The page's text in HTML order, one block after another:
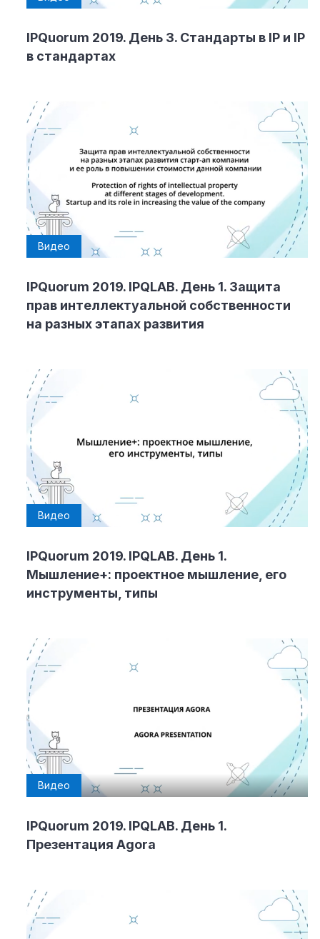
IPQuorum 2019. День 3. Стандарты в IP и IP
в стандартах
Видео
IPQuorum 2019. IPQLAB. День 1. Защита
прав интеллектуальной собственности
на разных этапах развития
Видео
IPQuorum 2019. IPQLAB. День 1.
Мышление+: проектное мышление, его
инструменты, типы
Видео
IPQuorum 2019. IPQLAB. День 1.
Презентация Agora